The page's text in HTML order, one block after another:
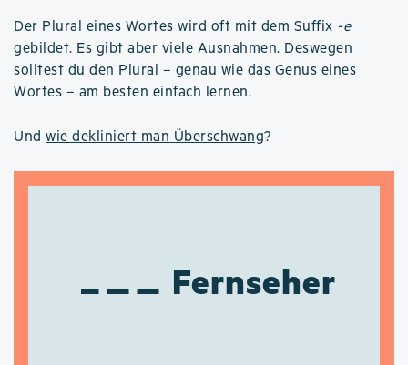
Der Plural eines Wortes wird oft mit dem Suffix -e
gebildet. Es gibt aber viele Ausnahmen. Deswegen
solltest du den Plural – genau wie das Genus eines
Wortes – am besten einfach lernen.
Und wie dekliniert man Überschwang?
Fernseher